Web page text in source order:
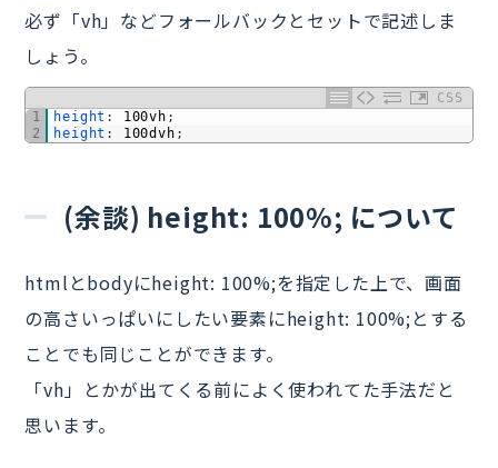
必ず「vh」などフォールバックとセットで記述しま
しょう。
CSS
1
2
height : 100vh ;
height : 100dvh ;
(余談) height: 100%; について
htmlとbodyにheight: 100%;を指定した上で、画面
の高さいっぱいにしたい要素にheight: 100%;とする
ことでも同じことができます。
「vh」とかが出てくる前によく使われてた手法だと
思います。